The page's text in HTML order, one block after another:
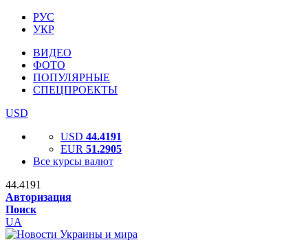
РУС
УКР
ВИДЕО
ФОТО
ПОПУЛЯРНЫЕ
СПЕЦПРОЕКТЫ
USD
USD 44.4191
EUR 51.2905
Все курсы валют
44.4191
Авторизация
Поиск
UA